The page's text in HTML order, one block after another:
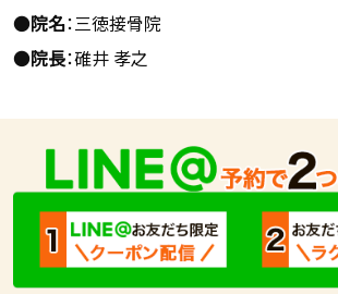
●院名：三徳接骨院
●院長：碓井 孝之